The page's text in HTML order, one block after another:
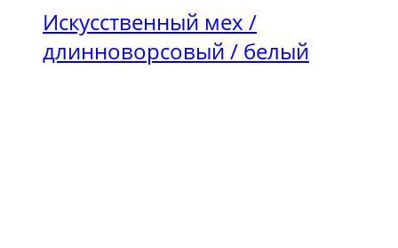
Искусственный мех /
длинноворсовый / белый